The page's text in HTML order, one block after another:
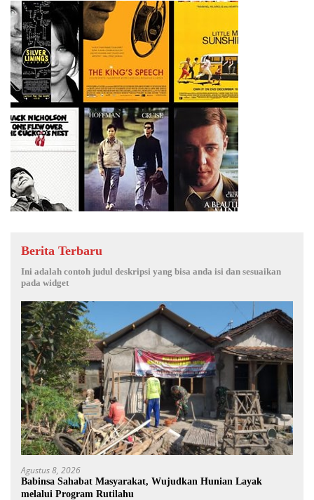
Berita Terbaru
Ini adalah contoh judul deskripsi yang bisa anda isi dan sesuaikan
pada widget
Agustus 8, 2026
Babinsa Sahabat Masyarakat, Wujudkan Hunian Layak
melalui Program Rutilahu